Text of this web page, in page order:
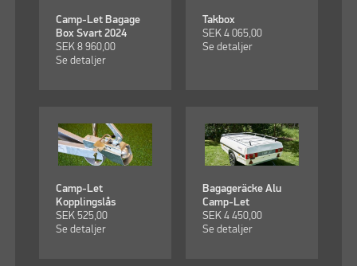
Camp-Let Bagage
Box Svart 2024
SEK 8 960,00
Se detaljer
Takbox
SEK 4 065,00
Se detaljer
Camp-Let
Kopplingslås
SEK 525,00
Se detaljer
Bagageräcke Alu
Camp-Let
SEK 4 450,00
Se detaljer